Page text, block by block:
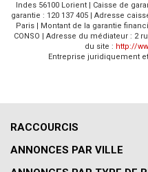
Indes 56100 Lorient | Caisse de
garantie : 120 137 405 | Adresse
Paris | Montant de la garantie
CONSO | Adresse du médiateur : 2
du site : http://
Entreprise juridiquement
RACCOURCIS
ANNONCES PAR VILLE